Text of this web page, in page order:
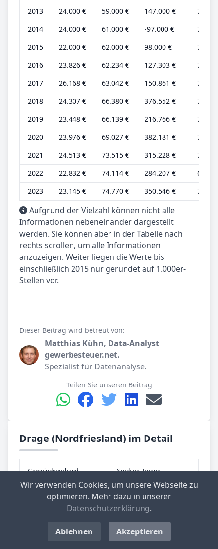
2013
24.000 € 59.000 € 147.000 €
7.000
2014
24.000 € 61.000 € -97.000 €
7.000
2015
22.000 € 62.000 € 98.000 €
7.000
2016
23.826 € 62.234 € 127.303 €
7.220
2017
26.168 € 63.042 € 150.861 €
7.930
2018
24.307 € 66.380 € 376.552 €
7.366
2019
23.448 € 66.139 € 216.766 €
7.105
2020
23.976 € 69.027 € 382.181 €
7.265
2021
24.513 € 73.515 € 315.228 €
7.428
2022
22.832 € 74.114 € 284.207 €
6.919
2023
23.145 € 74.770 € 350.546 € 7.014
Aufgrund der Vielzahl können nicht alle
Informationen nebeneinander dargestellt
werden. Sie können aber in der Tabelle nach
rechts scrollen, um alle Informationen
anzuzeigen. Weiter liegen die Werte bis
einschließlich 2015 nur gerundet auf 1.000er-
Stellen vor.
Dieser Beitrag wird betreut von:
Matthias Kühn, Data-Analyst
gewerbesteuer.net.
Spezialist für Datenanalyse.
Teilen Sie unseren Beitrag
Drage (Nordfriesland) im Detail
Gemeinde­verband Nordsee-Treene
Nordfriesland
Wir verwenden Cookies, um unsere Webseite zu
optimieren. Mehr dazu in unserer
Datenschutzerklärung.
Ablehnen Akzeptieren